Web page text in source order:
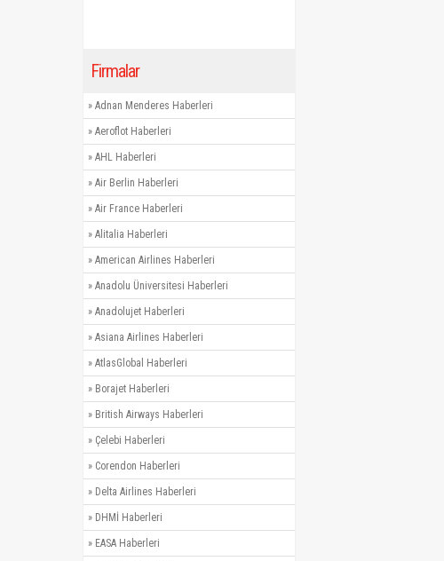
Firmalar
» Adnan Menderes Haberleri
» Aeroflot Haberleri
» AHL Haberleri
» Air Berlin Haberleri
» Air France Haberleri
» Alitalia Haberleri
» American Airlines Haberleri
» Anadolu Üniversitesi Haberleri
» Anadolujet Haberleri
» Asiana Airlines Haberleri
» AtlasGlobal Haberleri
» Borajet Haberleri
» British Airways Haberleri
» Çelebi Haberleri
» Corendon Haberleri
» Delta Airlines Haberleri
» DHMİ Haberleri
» EASA Haberleri